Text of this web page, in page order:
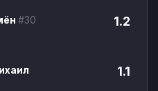
#30
1.2
1.1